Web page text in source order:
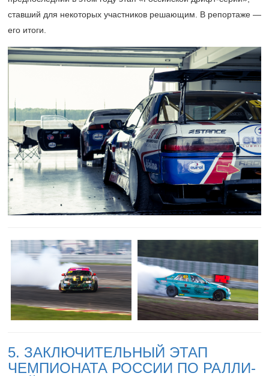
ставший для некоторых участников решающим. В репортаже —
его итоги.
5. ЗАКЛЮЧИТЕЛЬНЫЙ ЭТАП
ЧЕМПИОНАТА РОССИИ ПО РАЛЛИ-